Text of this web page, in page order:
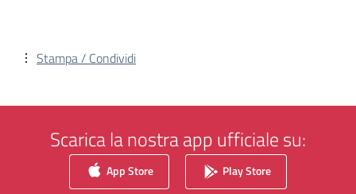
Stampa / Condividi
Scarica la nostra app ufficiale su:
App Store Play Store